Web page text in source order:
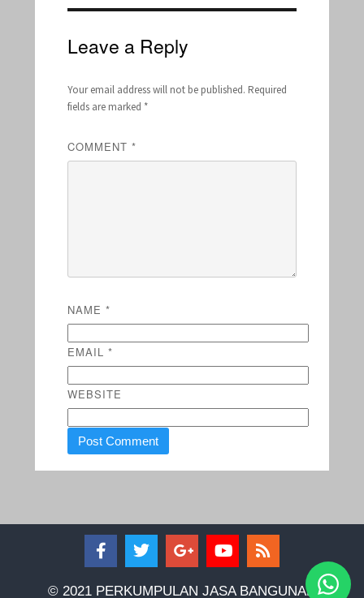
Leave a Reply
Your email address will not be published. Required
fields are marked *
COMMENT *
NAME *
EMAIL *
WEBSITE
© 2021 PERKUMPULAN JASA BANGUNAN